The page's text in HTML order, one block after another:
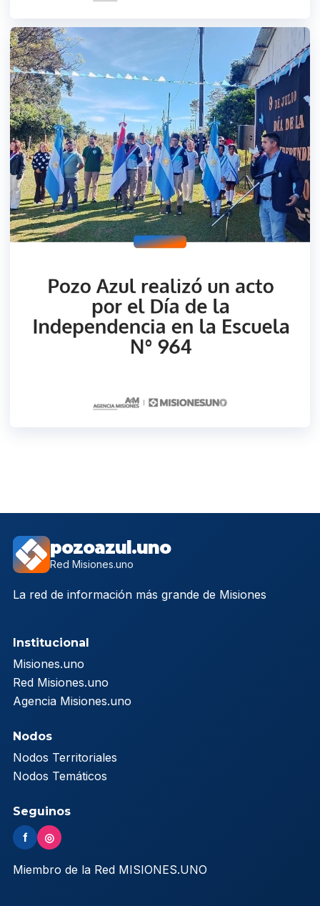
pozoazul.uno
Red Misiones.uno
La red de información más grande de Misiones
Institucional
Misiones.uno
Red Misiones.uno
Agencia Misiones.uno
Nodos
Nodos Territoriales
Nodos Temáticos
Seguinos
f ◎
Miembro de la Red MISIONES.UNO